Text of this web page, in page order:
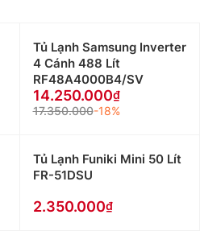
Tủ Lạnh Samsung Inverter
4 Cánh 488 Lít
RF48A4000B4/SV
14.250.000
17.350.000-18%
Tủ Lạnh Funiki Mini 50 Lít
FR-51DSU
2.350.000